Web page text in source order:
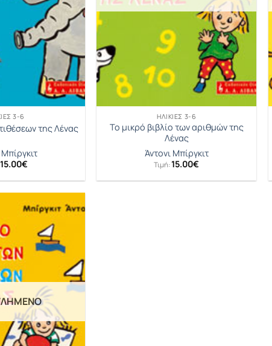
3-6
της Λένας
15.00€
ΗΛΙΚΊΕΣ 3-6
Το μικρό βιβλίο των αριθμών της
Λένας
Άντονι Μπίργκιτ
Τιμή:15.00€